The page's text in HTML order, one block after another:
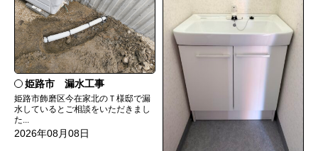
姫路市 漏水工事
姫路市飾磨区今在家北のＴ様邸で漏
水しているとご相談をいただきまし
た...
2026年08月08日